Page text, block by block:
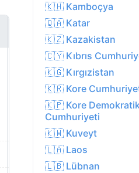
Cum 14. Ağu
Yakınlarda yer
yer yağmur
30.8°C
🇰🇭 Kamboçya
🇶🇦 Katar
🇰🇿 Kazakistan
🇨🇾 Kıbrıs
🇰🇬 Kırgızistan
🇰🇷 Kore
🇰🇵 Kore
Cumhuriyeti
🇰🇼 Kuveyt
🇱🇦 Laos
🇱🇧 Lübnan